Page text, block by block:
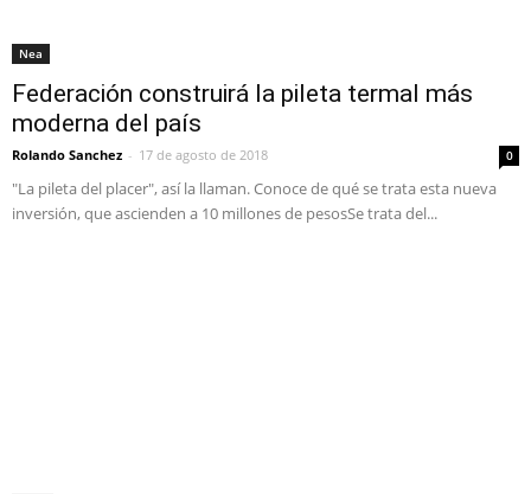
Nea
Federación construirá la pileta termal más
moderna del país
Rolando Sanchez - 17 de agosto de 2018 0
"La pileta del placer", así la llaman. Conoce de qué se trata esta nueva
inversión, que ascienden a 10 millones de pesosSe trata del...